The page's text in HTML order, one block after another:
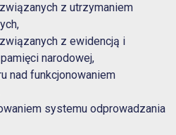
z utrzymaniem
z ewidencją i
narodowej,
nad funkcjonowaniem
systemu odprowadzania